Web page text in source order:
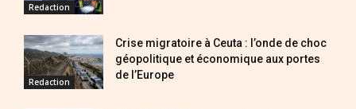
Redaction
Redaction
Crise migratoire à Ceuta : l’onde de choc
géopolitique et économique aux portes
de l’Europe